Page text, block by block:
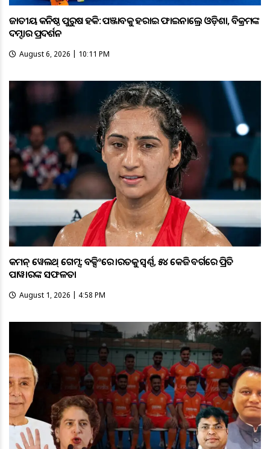
ଜାତୀୟ କନିଷ୍ଠ ପୁରୁଷ ହକି: ପଞ୍ଜାବକୁ ହରାଇ ଫାଇନାଲ୍ରେ ଓଡ଼ିଶା, ବିକ୍ରମଙ୍କ
ଦମ୍ଦାର ପ୍ରଦର୍ଶନ
August 6, 2026 | 10:11 PM
କମନ୍ ୱେଲଥ୍ ଗେମ୍ସ: ବକ୍ସିଂରେ ଭାରତକୁ ସ୍ବର୍ଣ୍ଣ, ୫୪ କେଜି ବର୍ଗରେ ପ୍ରିତି
ପାୱାରଙ୍କ ସଫଳତା
August 1, 2026 | 4:58 PM